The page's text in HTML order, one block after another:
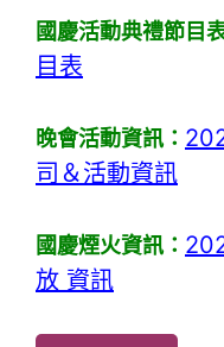
國慶活動典禮節目
目表
晚會活動資訊：
司＆活動資訊
國慶煙火資訊：
放 資訊